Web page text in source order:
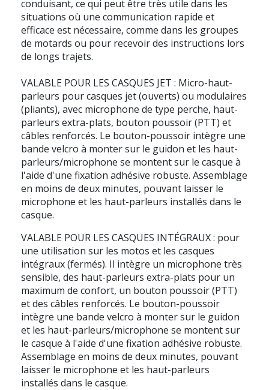
conduisant, ce qui peut être très utile dans les
situations où une communication rapide et
efficace est nécessaire, comme dans les groupes
de motards ou pour recevoir des instructions lors
de longs trajets.
VALABLE POUR LES CASQUES JET : Micro-haut-
parleurs pour casques jet (ouverts) ou modulaires
(pliants), avec microphone de type perche, haut-
parleurs extra-plats, bouton poussoir (PTT) et
câbles renforcés. Le bouton-poussoir intègre une
bande velcro à monter sur le guidon et les haut-
parleurs/microphone se montent sur le casque à
l'aide d'une fixation adhésive robuste. Assemblage
en moins de deux minutes, pouvant laisser le
microphone et les haut-parleurs installés dans le
casque.
VALABLE POUR LES CASQUES INTÉGRAUX : pour
une utilisation sur les motos et les casques
intégraux (fermés). Il intègre un microphone très
sensible, des haut-parleurs extra-plats pour un
maximum de confort, un bouton poussoir (PTT)
et des câbles renforcés. Le bouton-poussoir
intègre une bande velcro à monter sur le guidon
et les haut-parleurs/microphone se montent sur
le casque à l'aide d'une fixation adhésive robuste.
Assemblage en moins de deux minutes, pouvant
laisser le microphone et les haut-parleurs
installés dans le casque.